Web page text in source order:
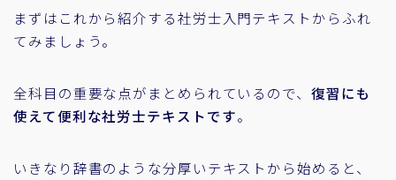
まずはこれから紹介する社労士入門テキストからふれ
てみましょう。
全科目の重要な点がまとめられているので、 復習にも
使えて便利な社労士テキストです。
いきなり辞書のような分厚いテキストから始めると、